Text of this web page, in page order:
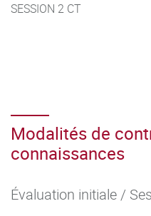
SESSION 2 CT
Modalités de
connaissances
Évaluation initiale /